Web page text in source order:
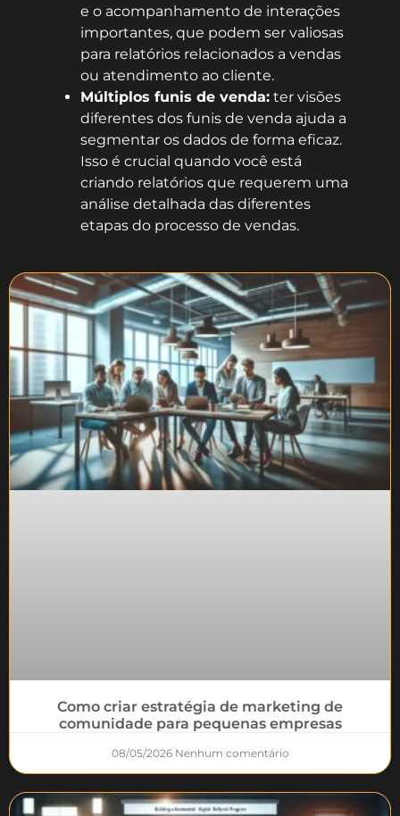
e o acompanhamento de interações
importantes, que podem ser valiosas
para relatórios relacionados a vendas
ou atendimento ao cliente.
Múltiplos funis de venda: ter visões
diferentes dos funis de venda ajuda a
segmentar os dados de forma eficaz.
Isso é crucial quando você está
criando relatórios que requerem uma
análise detalhada das diferentes
etapas do processo de vendas.
Como criar estratégia de marketing de
comunidade para pequenas empresas
08/05/2026 Nenhum comentário